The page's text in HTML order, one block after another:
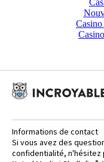
Informations de contact
Si vous avez des
confidentialité, n'hésitez